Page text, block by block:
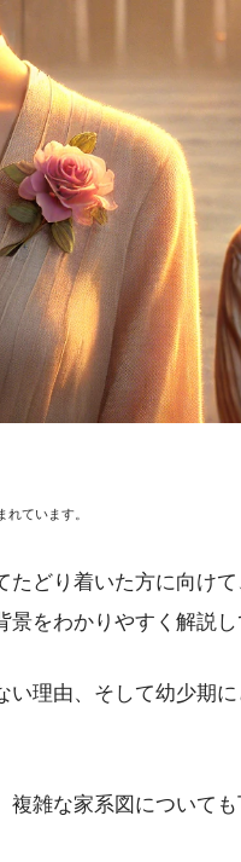
ています。
どり着いた方に向け
をわかりやすく解説し
理由、そして幼少期
雑な家系図についても